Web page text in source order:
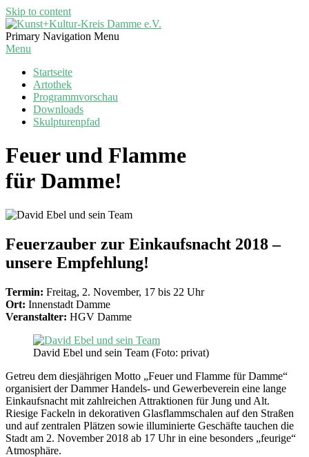
Skip to content
Kunst+Kultur-
Kreis
Primary Navigation Menu
Menu
Startseite
Artothek
Programmvorschau
Downloads
Skulpturenpfad
Feuer und Flamme
für Damme!
Feuerzauber zur Einkaufsnacht 2018 –
unsere Empfehlung!
Termin: Freitag, 2. November, 17 bis 22 Uhr
Ort: Innenstadt Damme
Veranstalter: HGV Damme
David Ebel und sein Team (Foto: privat)
Getreu dem diesjährigen Motto „Feuer und Flamme für Damme“
organisiert der Dammer Handels- und Gewerbeverein eine lange
Einkaufsnacht mit zahlreichen Attraktionen für Jung und Alt.
Riesige Fackeln in dekorativen Glasflammschalen auf den Straßen
und auf zentralen Plätzen sowie illuminierte Geschäfte tauchen die
Stadt am 2. November 2018 ab 17 Uhr in eine besonders „feurige“
Atmosphäre.